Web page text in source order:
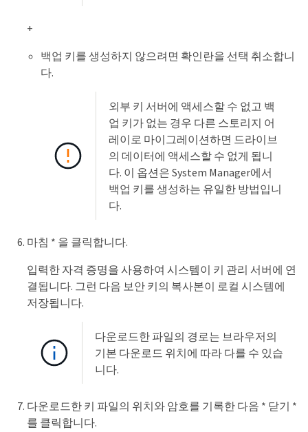
+
백업 키를 생성하지 않으려면 확인란을 선택 취소합니
다.
외부 키 서버에 액세스할 수 없고 백
업 키가 없는 경우 다른 스토리지 어
레이로 마이그레이션하면 드라이브
의 데이터에 액세스할 수 없게 됩니
다. 이 옵션은 System Manager에서
백업 키를 생성하는 유일한 방법입니
다.
마침 * 을 클릭합니다.
입력한 자격 증명을 사용하여 시스템이 키 관리 서버에 연
결됩니다. 그런 다음 보안 키의 복사본이 로컬 시스템에
저장됩니다.
다운로드한 파일의 경로는 브라우저의
기본 다운로드 위치에 따라 다를 수 있습
니다.
다운로드한 키 파일의 위치와 암호를 기록한 다음 * 닫기 *
를 클릭합니다.